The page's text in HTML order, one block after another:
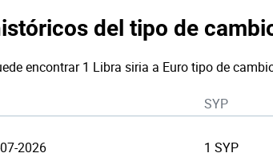
del tipo de
encontrar 1 Libra siria a Euro tipo de
SYP
2026 1 SYP